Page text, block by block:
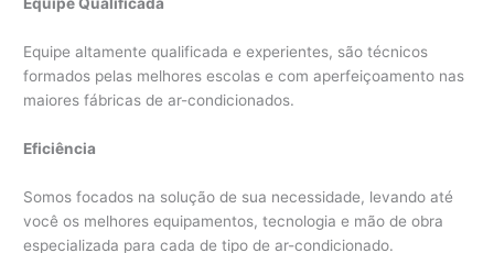
Equipe Qualificada
Equipe altamente qualificada e experientes, são técnicos
formados pelas melhores escolas e com aperfeiçoamento nas
maiores fábricas de ar-condicionados.
Eficiência
Somos focados na solução de sua necessidade, levando até
você os melhores equipamentos, tecnologia e mão de obra
especializada para cada de tipo de ar-condicionado.